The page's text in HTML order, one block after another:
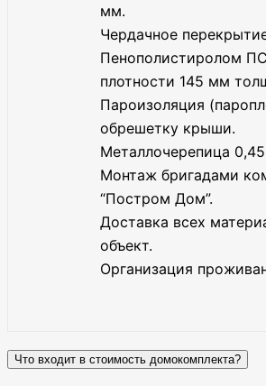
мм.
Чердачное
Пенополистиролом
плотности 145 мм
Пароизоляция
обрешетку крыши.
Металлочерепица
Монтаж бригадами
“Постром Дом”.
Доставка всех
объект.
Организация
Что входит в стоимость домокомплекта?